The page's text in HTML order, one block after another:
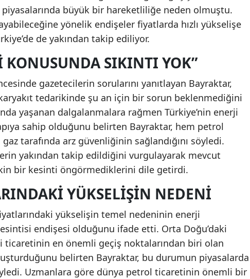
büyük bir hareketliliğe neden olmuştu.
yönelik endişeler fiyatlarda hızlı yükselişe
de yakından takip ediliyor.
KONUSUNDA SIKINTI YOK”
gazetecilerin sorularını yanıtlayan Bayraktar,
tedarikinde şu an için bir sorun beklenmediğini
yaşanan dalgalanmalara rağmen Türkiye’nin enerji
sahip olduğunu belirten Bayraktar, hem petrol
tarafında arz güvenliğinin sağlandığını söyledi.
yakından takip edildiğini vurgulayarak mevcut
bir kesinti öngörmediklerini dile getirdi.
YÜKSELIŞIN NEDENI
yükselişin temel nedeninin enerji
endişesi olduğunu ifade etti. Orta Doğu’daki
ticaretinin en önemli geçiş noktalarından biri olan
belirten Bayraktar, bu durumun piyasalarda
Uzmanlara göre dünya petrol ticaretinin önemli bir